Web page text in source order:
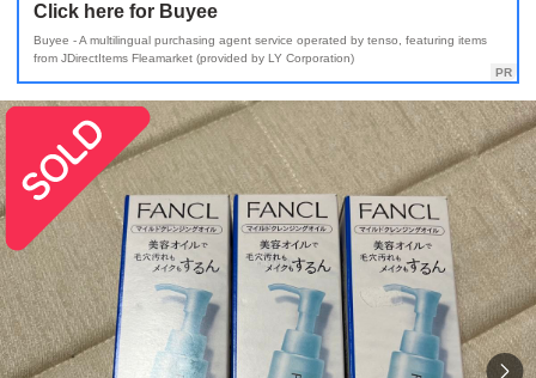
Click here for Buyee
Buyee - A multilingual purchasing agent service operated by tenso, featuring items
from JDirectItems Fleamarket (provided by LY Corporation)